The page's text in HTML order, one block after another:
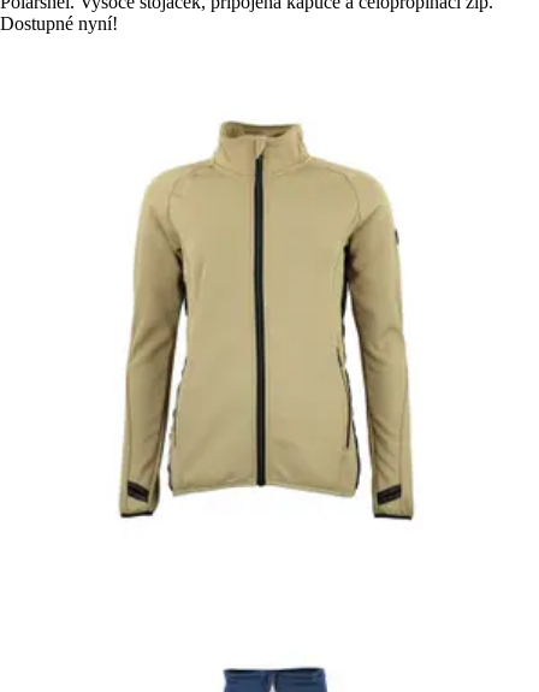
Dostupné nyní!